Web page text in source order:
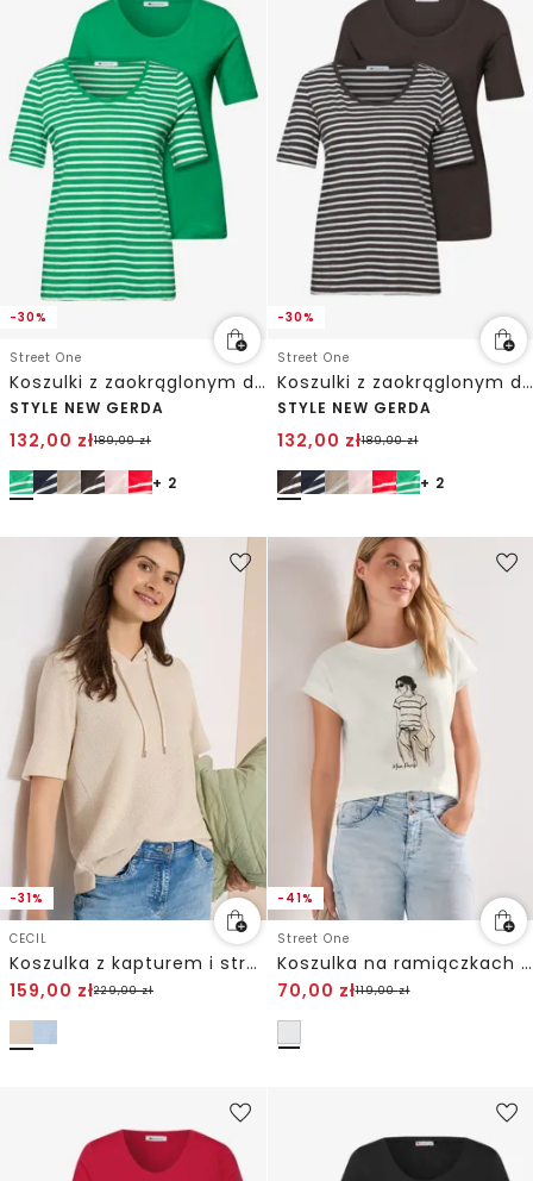
-30%
Street One
Koszulki z zaokrąglonym dekoltem w szpic w opakowaniu po 2 szt.
STYLE NEW GERDA
132,00 zł189,00zł
+ 2
-30%
Street One
Koszulki z zaokrąglonym dekoltem w szpic w opakowaniu po 2 szt.
STYLE NEW GERDA
132,00 zł189,00zł
+ 2
-31%
CECIL
Koszulka z kapturem i strukturą
159,00 zł229,00zł
-41%
Street One
Koszulka na ramiączkach z nadrukiem z przodu
70,00 zł119,00zł